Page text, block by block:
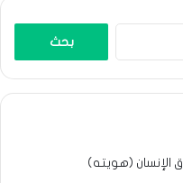
الإنسان (هويته)